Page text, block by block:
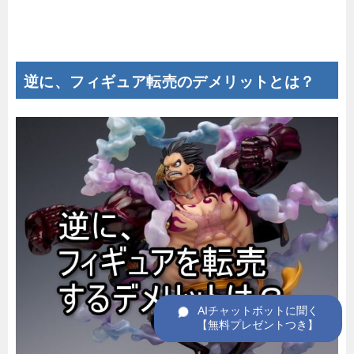
逆に、フィギュア転売のデメリットとは？